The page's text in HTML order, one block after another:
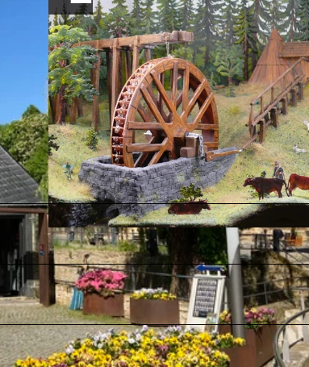
© Zinnfiguren-Museum Goslar | CC-BY